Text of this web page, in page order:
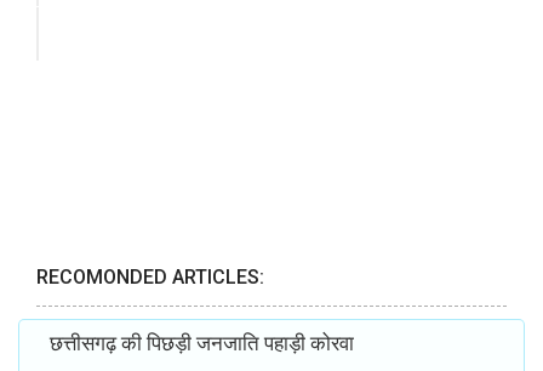
RECOMONDED ARTICLES:
छत्तीसगढ़ की पिछड़ी जनजाति पहाड़ी कोरवा